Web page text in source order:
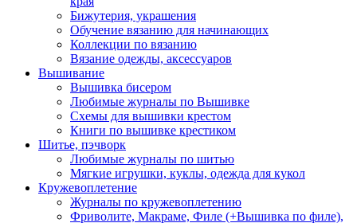
Бижутерия, украшения
Обучение вязанию для начинающих
Коллекции по вязанию
Вязание одежды, аксессуаров
Вышивание
Вышивка бисером
Любимые журналы по Вышивке
Схемы для вышивки крестом
Книги по вышивке крестиком
Шитье, пэчворк
Любимые журналы по шитью
Мягкие игрушки, куклы, одежда для кукол
Кружевоплетение
Журналы по кружевоплетению
Фриволите, Макраме, Филе (+Вышивка по филе),